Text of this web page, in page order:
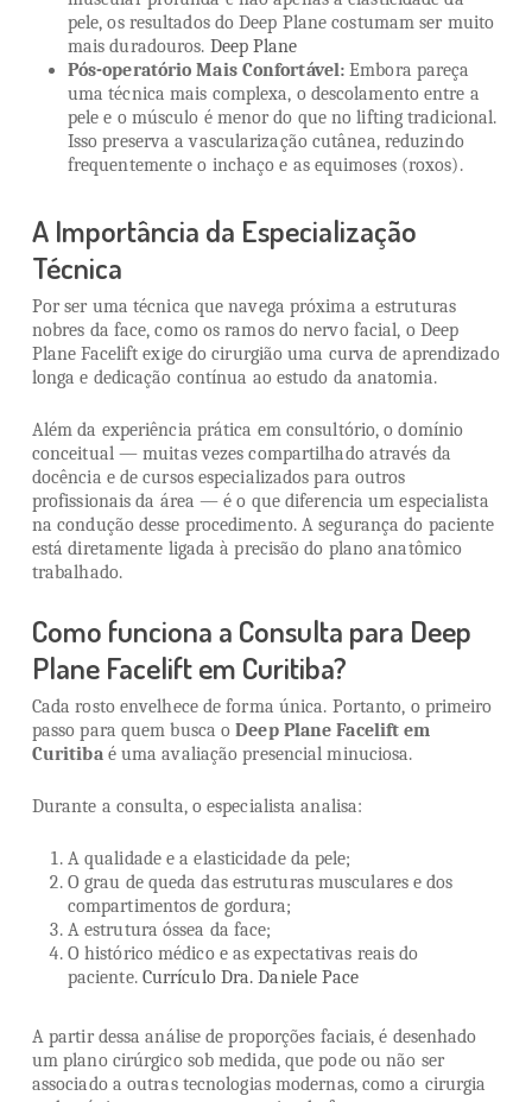
pele, os resultados do Deep Plane costumam ser muito
mais duradouros. Deep Plane
Pós-operatório Mais Confortável: Embora pareça
uma técnica mais complexa, o descolamento entre a
pele e o músculo é menor do que no lifting tradicional.
Isso preserva a vascularização cutânea, reduzindo
frequentemente o inchaço e as equimoses (roxos).
A Importância da Especialização
Técnica
Por ser uma técnica que navega próxima a estruturas
nobres da face, como os ramos do nervo facial, o Deep
Plane Facelift exige do cirurgião uma curva de aprendizado
longa e dedicação contínua ao estudo da anatomia.
Além da experiência prática em consultório, o domínio
conceitual — muitas vezes compartilhado através da
docência e de cursos especializados para outros
profissionais da área — é o que diferencia um especialista
na condução desse procedimento. A segurança do paciente
está diretamente ligada à precisão do plano anatômico
trabalhado.
Como funciona a Consulta para Deep
Plane Facelift em Curitiba?
Cada rosto envelhece de forma única. Portanto, o primeiro
passo para quem busca oDeep Plane Facelift em
Curitibaé uma avaliação presencial minuciosa.
Durante a consulta, o especialista analisa:
A qualidade e a elasticidade da pele;
O grau de queda das estruturas musculares e dos
compartimentos de gordura;
A estrutura óssea da face;
O histórico médico e as expectativas reais do
paciente. Currículo Dra. Daniele Pace
A partir dessa análise de proporções faciais, é desenhado
um plano cirúrgico sob medida, que pode ou não ser
associado a outras tecnologias modernas, como a cirurgia